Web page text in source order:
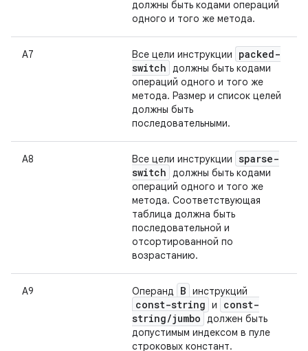
должны быть кодами операций
одного и того же метода.
А7 Все цели инструкции
packed-
switch должны быть кодами
операций одного и того же
метода. Размер и список целей
должны быть
последовательными.
А8 Все цели инструкции sparse-
switch должны быть кодами
операций одного и того же
метода. Соответствующая
таблица должна быть
последовательной и
отсортированной по
возрастанию.
А9 Операнд B инструкций
const-string и
const-
string/jumbo должен быть
допустимым индексом в пуле
строковых констант.